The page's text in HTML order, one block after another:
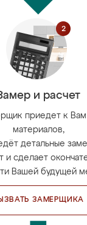
и расчет
приедет к Вам
материалов,
детальные
и сделает
Вашей будущей
ЗАМЕРЩИКА